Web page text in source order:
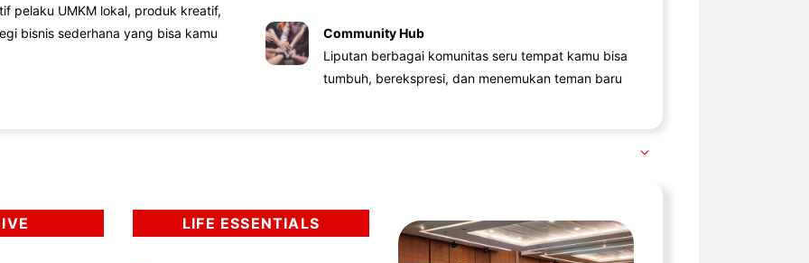
pelaku UMKM lokal, produk kreatif,
bisnis sederhana yang bisa kamu
Community Hub
Liputan berbagai komunitas seru tempat kamu bisa
tumbuh, berekspresi, dan menemukan teman baru
LIFE ESSENTIALS